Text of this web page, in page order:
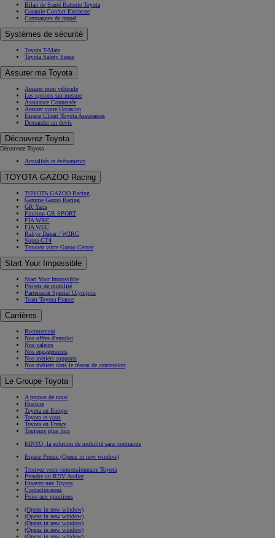
Bilan de Santé Batterie Toyota
Garantie Confort Extracare
Campagnes de rappel
Systèmes de sécurité
Toyota T-Mate
Toyota Safety Sense
Assurer ma Toyota
Assurer mon véhicule
Les options sur-mesure
Assurance Connectée
Assurer votre Occasion
Espace Client Toyota Assurances
Demander un devis
Découvrez Toyota
Découvrez Toyota
Actualités et évènements
TOYOTA GAZOO Racing
TOYOTA GAZOO Racing
Gamme Gazoo Racing
GR Yaris
Finition GR SPORT
FIA WRC
FIA WEC
Rallye Dakar / W2RC
Supra GT4
Trouvez votre Gazoo Center
Start Your Impossible
Start Your Impossible
Projets de mobilité
Partenariat Special Olympics
Team Toyota France
Carrières
Recrutement
Nos offres d'emploi
Nos valeurs
Nos engagements
Nos métiers supports
Nos métiers dans le réseau de concession
Le Groupe Toyota
A propos de nous
Histoire
Toyota en Europe
Toyota et vous
Toyota en France
Toujours plus loin
KINTO, la solution de mobilité sans contrainte
Espace Presse (Opens in new window)
Trouvez votre concessionnaire Toyota
Prendre un RDV Atelier
Essayez une Toyota
Contactez-nous
Foire aux questions
(Opens in new window)
(Opens in new window)
(Opens in new window)
(Opens in new window)
(Opens in new window)